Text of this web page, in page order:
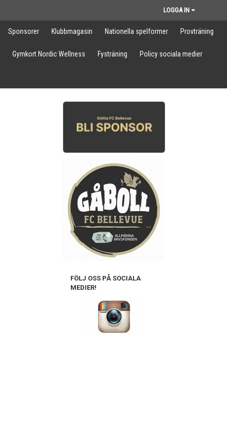
LOGGA IN
Sponsorer Klubbmagasin Nationella spelformer Provträning
Gymkort Nordic Wellness Fysträning Policy sociala medier
FÖLJ OSS PÅ SOCIALA
MEDIER!